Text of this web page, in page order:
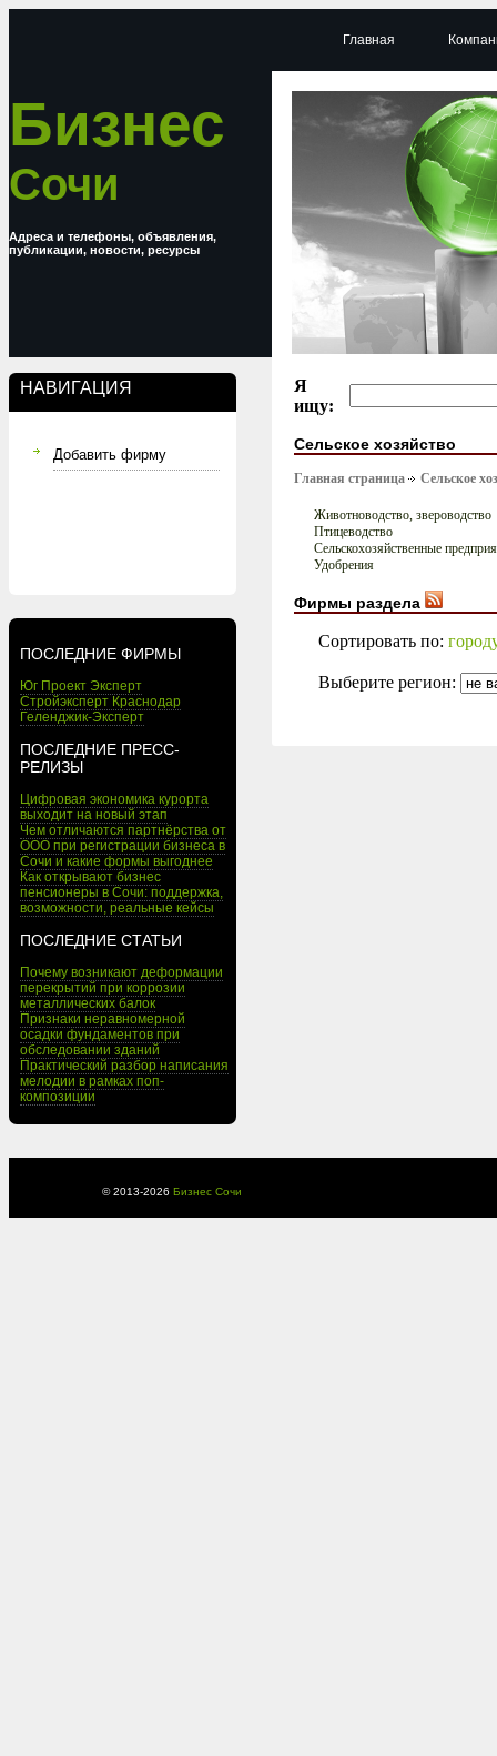
Бизнес
Сочи
Адреса и телефоны, объявления,
публикации, новости, ресурсы
НАВИГАЦИЯ
Добавить фирму
ПОСЛЕДНИЕ ФИРМЫ
Юг Проект Эксперт
Стройэксперт Краснодар
Геленджик-Эксперт
ПОСЛЕДНИЕ ПРЕСС-
РЕЛИЗЫ
Цифровая экономика курорта
выходит на новый этап
Чем отличаются партнёрства от
ООО при регистрации бизнеса в
Сочи и какие формы выгоднее
Как открывают бизнес
пенсионеры в Сочи: поддержка,
возможности, реальные кейсы
ПОСЛЕДНИЕ СТАТЬИ
Почему возникают деформации
перекрытий при коррозии
металлических балок
Признаки неравномерной
осадки фундаментов при
обследовании зданий
Практический разбор написания
мелодии в рамках поп-
композиции
Главная
Я
ищу:
Сельское хозяйство
Главная страница Сельское
Животноводство, звероводство
Птицеводство
Сельскохозяйственные
Удобрения
Фирмы раздела
Сортировать по:
Выберите регион:
© 2013-2026 Бизнес Сочи